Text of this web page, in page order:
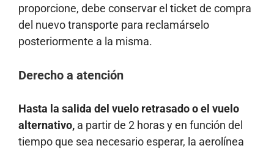
proporcione, debe conservar el ticket de compra
del nuevo transporte para reclamárselo
posteriormente a la misma.
Derecho a atención
Hasta la salida del vuelo retrasado o el vuelo
alternativo, a partir de 2 horas y en función del
tiempo que sea necesario esperar, la aerolínea